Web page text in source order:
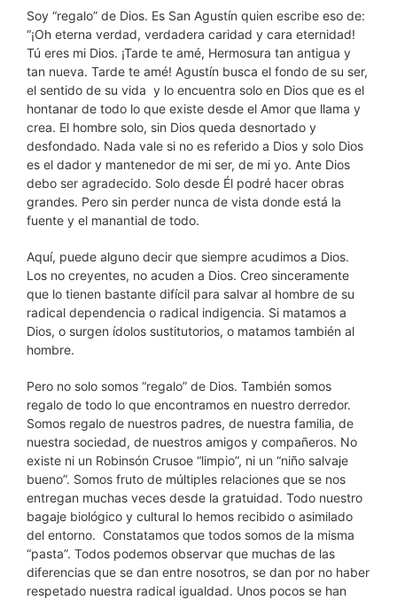
Soy “regalo” de Dios. Es San Agustín quien escribe eso de:
“¡Oh eterna verdad, verdadera caridad y cara eternidad!
Tú eres mi Dios. ¡Tarde te amé, Hermosura tan antigua y
tan nueva. Tarde te amé! Agustín busca el fondo de su ser,
el sentido de su vida y lo encuentra solo en Dios que es el
hontanar de todo lo que existe desde el Amor que llama y
crea. El hombre solo, sin Dios queda desnortado y
desfondado. Nada vale si no es referido a Dios y solo Dios
es el dador y mantenedor de mi ser, de mi yo. Ante Dios
debo ser agradecido. Solo desde Él podré hacer obras
grandes. Pero sin perder nunca de vista donde está la
fuente y el manantial de todo.
Aquí, puede alguno decir que siempre acudimos a Dios.
Los no creyentes, no acuden a Dios. Creo sinceramente
que lo tienen bastante difícil para salvar al hombre de su
radical dependencia o radical indigencia. Si matamos a
Dios, o surgen ídolos sustitutorios, o matamos también al
hombre.
Pero no solo somos “regalo” de Dios. También somos
regalo de todo lo que encontramos en nuestro derredor.
Somos regalo de nuestros padres, de nuestra familia, de
nuestra sociedad, de nuestros amigos y compañeros. No
existe ni un Robinsón Crusoe “limpio”, ni un “niño salvaje
bueno”. Somos fruto de múltiples relaciones que se nos
entregan muchas veces desde la gratuidad. Todo nuestro
bagaje biológico y cultural lo hemos recibido o asimilado
del entorno. Constatamos que todos somos de la misma
“pasta”. Todos podemos observar que muchas de las
diferencias que se dan entre nosotros, se dan por no haber
respetado nuestra radical igualdad. Unos pocos se han